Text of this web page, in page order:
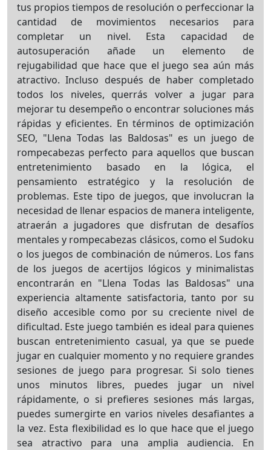
tus propios tiempos de resolución o perfeccionar la
cantidad de movimientos necesarios para
completar un nivel. Esta capacidad de
autosuperación añade un elemento de
rejugabilidad que hace que el juego sea aún más
atractivo. Incluso después de haber completado
todos los niveles, querrás volver a jugar para
mejorar tu desempeño o encontrar soluciones más
rápidas y eficientes. En términos de optimización
SEO, "Llena Todas las Baldosas" es un juego de
rompecabezas perfecto para aquellos que buscan
entretenimiento basado en la lógica, el
pensamiento estratégico y la resolución de
problemas. Este tipo de juegos, que involucran la
necesidad de llenar espacios de manera inteligente,
atraerán a jugadores que disfrutan de desafíos
mentales y rompecabezas clásicos, como el Sudoku
o los juegos de combinación de números. Los fans
de los juegos de acertijos lógicos y minimalistas
encontrarán en "Llena Todas las Baldosas" una
experiencia altamente satisfactoria, tanto por su
diseño accesible como por su creciente nivel de
dificultad. Este juego también es ideal para quienes
buscan entretenimiento casual, ya que se puede
jugar en cualquier momento y no requiere grandes
sesiones de juego para progresar. Si solo tienes
unos minutos libres, puedes jugar un nivel
rápidamente, o si prefieres sesiones más largas,
puedes sumergirte en varios niveles desafiantes a
la vez. Esta flexibilidad es lo que hace que el juego
sea atractivo para una amplia audiencia. En